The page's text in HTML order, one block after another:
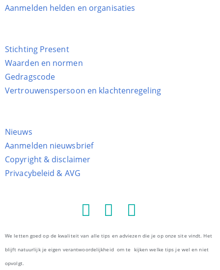
Aanmelden helden en organisaties
Stichting Present
Waarden en normen
Gedragscode
Vertrouwenspersoon en klachtenregeling
Nieuws
Aanmelden nieuwsbrief
Copyright & disclaimer
Privacybeleid & AVG
We letten goed op de kwaliteit van alle tips en adviezen die je op onze site vindt. Het
blijft natuurlijk je eigen verantwoordelijkheid om te kijken welke tips je wel en niet
opvolgt.